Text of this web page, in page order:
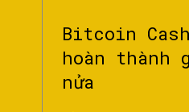
Bitcoin
hoàn thành
nửa